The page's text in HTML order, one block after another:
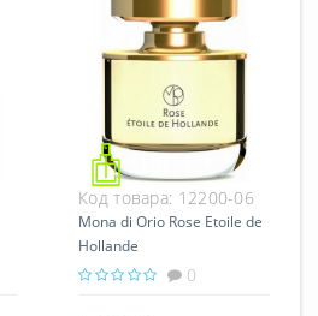
Код товара: 12200-06
Mona di Orio Rose Etoile de
Hollande
0